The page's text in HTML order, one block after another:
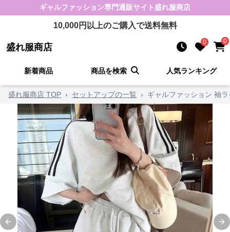
ギャルファッション専門通販サイト盛れ服商店
10,000円以上のご購入で送料無料
盛れ服商店 0 0
新着商品 商品を検索 人気ランキング
盛れ服商店 TOP › セットアップの一覧 › ギャルファッション 袖
Previous slide